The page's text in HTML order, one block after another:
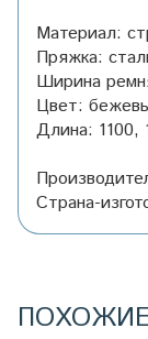
Материал:
Пряжка:
Ширина
Цвет:
Длина: 1100,
Страна-